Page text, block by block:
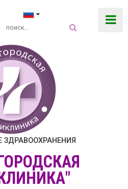
ЗДРАВООХРАНЕНИЯ
ГОРОДСКАЯ